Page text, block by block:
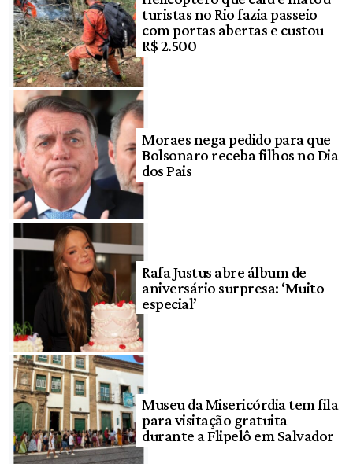
turistas no Rio fazia passeio
com portas abertas e custou
R$ 2.500
Moraes nega pedido para que
Bolsonaro receba filhos no Dia
dos Pais
Rafa Justus abre álbum de
aniversário surpresa: ‘Muito
especial’
Museu da Misericórdia tem fila
para visitação gratuita
durante a Flipelô em Salvador